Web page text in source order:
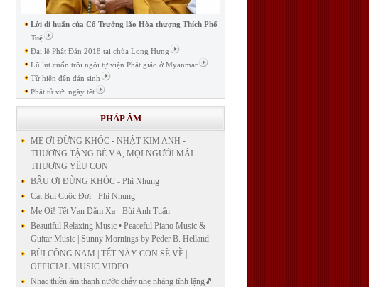
Lời di huấn của Cố Trưởng lão Hòa thượng Thích Phổ
Tuệ
Đại lễ Phật Đản 2018 tại chùa Long Hưng
Lũ lụt cuốn trôi ngôi tự viện Phật giáo ở Myanmar
Từ hiện đến đản sinh
Phât tử với ngày tết
PHÁP ÂM
MẸ ƠI ĐỪNG KHÓC - NHẬT KIM ANH -
THƯƠNG TẶNG BÉ V.A, MỌI NGƯỜI MÃI
THƯƠNG YÊU CON
BẬU ƠI ĐỪNG KHÓC - Phi Nhung
Cát Bụi Cuộc Đời - Phi Nhung
Mẹ Ơi! Tết Vạn Dặm Xa - Bùi Anh Tuấn
Beautiful Relaxing Music • Peaceful Piano Music &
Guitar Music | Sunny Mornings by Peder B. Helland
BÙI CÔNG NAM | TẾT NÀY CON SẼ VỀ |
OFFICIAL MUSIC VIDEO
Nhạc thiền âm thanh nước chảy nhẹ nhàng tĩnh lặng🎵